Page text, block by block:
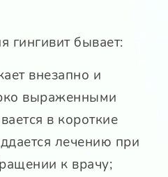
гингивит бывает:
внезапно и
выраженными
в короткие
лечению при
к врачу;